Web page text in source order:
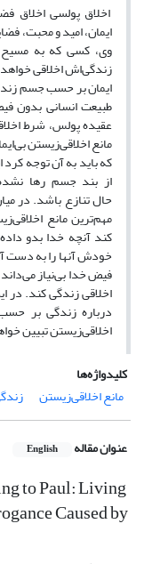
اخلاق پولسی اخلاق
ایمان، امید و محبت،
وی، کسی که به مسیح
زندگی‌اش اخلاقی
ایمان بر حسب جسم
طبیعت انسانی بدون
عقیده پولس، شرط
مانع اخلاقی‌زیستن
که باید به آن توجه
از بند جسم رها
حال تنازع باشد. در
مهم‌ترین مانع
کند آنچه خدا بدو
خودش آنها را به دست
فیض خدا بی‌نیاز
اخلاقی زندگی کند. در
درباره زندگی بر
اخلاقی‌زیستن تبیین
کلیدواژه‌ها
مانع اخلاقی‌زیستن
عنوان مقاله English
to Paul: Living
Caused by